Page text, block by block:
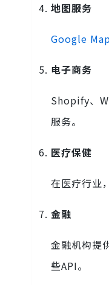
地图服务
Google
电子商务
Shopify、
服务。
医疗保健
在医疗行业，
金融
金融机构提
些API。